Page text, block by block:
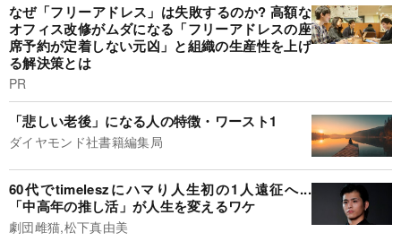
なぜ「フリーアドレス」は失敗するのか? 高額な
オフィス改修がムダになる「フリーアドレスの座
席予約が定着しない元凶」と組織の生産性を上げ
る解決策とは
PR
「悲しい老後」になる人の特徴・ワースト1
ダイヤモンド社書籍編集局
60代でtimeleszにハマり人生初の1人遠征へ...
「中高年の推し活」が人生を変えるワケ
劇団雌猫,松下真由美